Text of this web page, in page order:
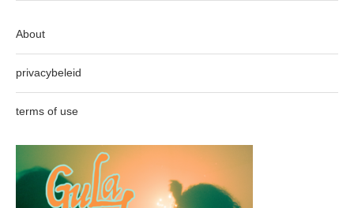
About
privacybeleid
terms of use